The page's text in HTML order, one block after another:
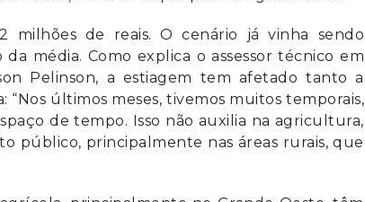
milhões de reais. O cenário já vinha sendo
média. Como explica o assessor técnico em
Pelinson, a estiagem tem afetado tanto a
últimos meses, tivemos muitos temporais,
de tempo. Isso não auxilia na agricultura,
público, principalmente nas áreas rurais, que